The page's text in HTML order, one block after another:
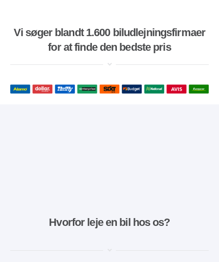
Vi søger blandt 1.600 biludlejningsfirmaer
for at finde den bedste pris
Hvorfor leje en bil hos os?